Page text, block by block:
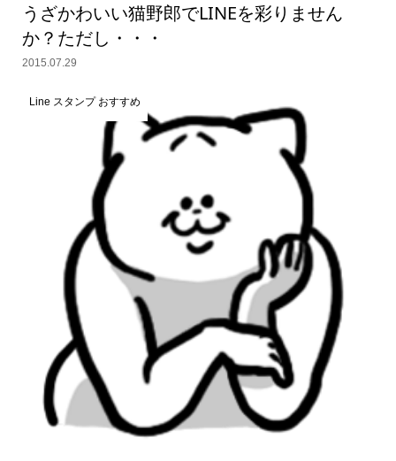
うざかわいい猫野郎でLINEを彩りません
か？ただし・・・
2015.07.29
Line スタンプ おすすめ